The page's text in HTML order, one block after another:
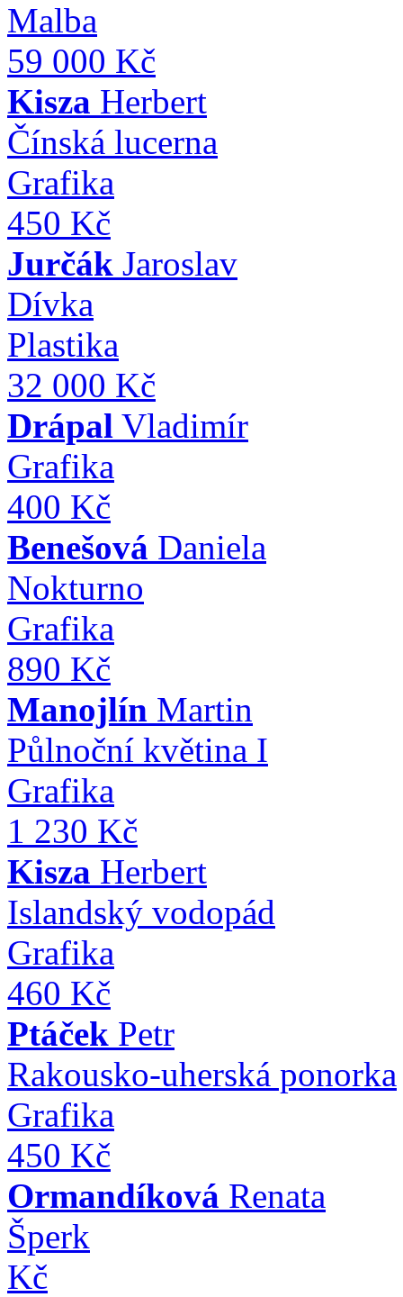
Malba
59 000 Kč
Kisza Herbert
Čínská lucerna
Grafika
450 Kč
Jurčák Jaroslav
Dívka
Plastika
32 000 Kč
Drápal Vladimír
Grafika
400 Kč
Benešová Daniela
Nokturno
Grafika
890 Kč
Manojlín Martin
Půlnoční květina I
Grafika
1 230 Kč
Kisza Herbert
Islandský vodopád
Grafika
460 Kč
Ptáček Petr
Rakousko-uherská ponorka
Grafika
450 Kč
Ormandíková Renata
Šperk
Kč